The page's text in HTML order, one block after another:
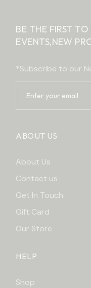
BE THE FIRST
EVENTS,NEW
*Subscribe to our
ABOUT US
About Us
Contact us
Get In Touch
Gift Card
Our Store
HELP
Shop